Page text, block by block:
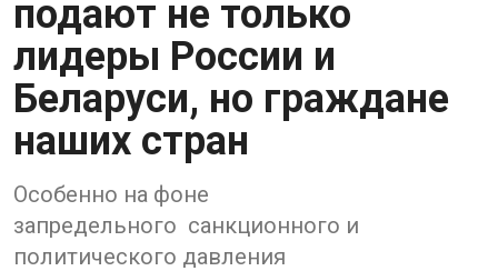
подают не только
лидеры России и
Беларуси, но граждане
наших стран
Особенно на фоне
запредельного санкционного и
политического давления